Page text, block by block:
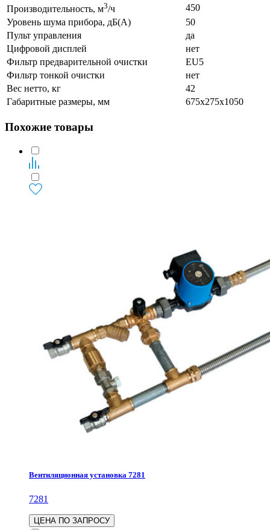
Производительность, м3/ч
450
Уровень шума прибора, дБ(А)
50
Пульт управления
да
Цифровой дисплей
нет
Фильтр предварительной очистки
EU5
Фильтр тонкой очистки
нет
Вес нетто, кг
42
Габаритные размеры, мм
675x275x1050
Похожие товары
Вентиляционная установка 7281
7281
ЦЕНА ПО ЗАПРОСУ